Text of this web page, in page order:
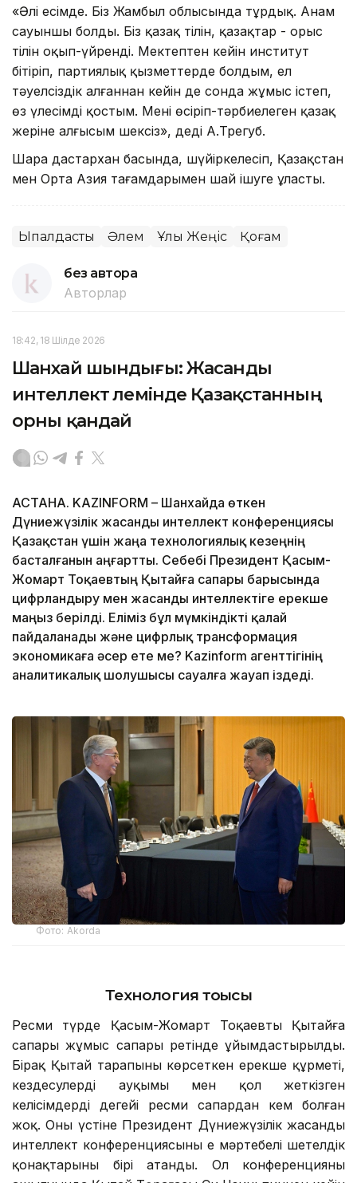
«Әлі есімде. Біз Жамбыл облысында тұрдық. Анам
сауыншы болды. Біз қазақ тілін, қазақтар - орыс
тілін оқып-үйренді. Мектептен кейін институт
бітіріп, партиялық қызметтерде болдым, ел
тәуелсіздік алғаннан кейін де сонда жұмыс істеп,
өз үлесімді қостым. Мені өсіріп-тәрбиелеген қазақ
жеріне алғысым шексіз», деді А.Трегуб.
Шара дастархан басында, шүйіркелесіп, Қазақстан
мен Орта Азия тағамдарымен шай ішуге ұласты.
Ықпалдастық Әлем Ұлы Жеңіс Қоғам
без автора
Авторлар
18:42, 18 Шілде 2026
Шанхай шындығы: Жасанды
интеллект әлемінде Қазақстанның
орны қандай
АСТАНА. KAZINFORM – Шанхайда өткен
Дүниежүзілік жасанды интеллект конференциясы
Қазақстан үшін жаңа технологиялық кезеңнің
басталғанын аңғартты. Себебі Президент Қасым-
Жомарт Тоқаевтың Қытайға сапары барысында
цифрландыру мен жасанды интеллектіге ерекше
маңыз берілді. Еліміз бұл мүмкіндікті қалай
пайдаланады және цифрлық трансформация
экономикаға әсер ете ме? Kazinform агенттігінің
аналитикалық шолушысы сауалға жауап іздеді.
Фото: Аkorda
Технология тоғысы
Ресми түрде Қасым-Жомарт Тоқаевтың Қытайға
сапары жұмыс сапары ретінде ұйымдастырылды.
Бірақ Қытай тарапының көрсеткен ерекше құрметі,
кездесулердің ауқымы мен қол жеткізген
келісімдердің деңгейі ресми сапардан кем болған
жоқ. Оның үстіне Президент Дүниежүзілік жасанды
интеллект конференциясының ең мәртебелі шетелдік
қонақтарының бірі атанды. Ол конференцияның